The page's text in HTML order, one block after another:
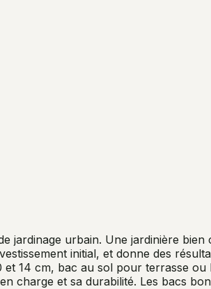
jardinage urbain. Une jardinière
initial, et donne des
14 cm, bac au sol pour terrasse
charge et sa durabilité. Les bacs